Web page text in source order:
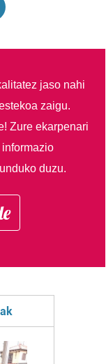
jaso nahi
zaigu.
Zure ekarpenari
duzu.